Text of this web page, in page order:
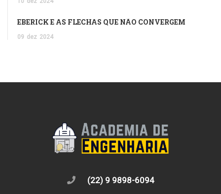
EBERICK E AS FLECHAS QUE NÃO CONVERGEM
09 dez 2024
(22) 9 9898-6094